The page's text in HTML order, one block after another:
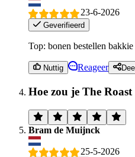
23-6-2026
Geverifieerd
Top: bonen bestellen
Nuttig Reageer Deel
Hoe zou je The
Bram de Muijnck
25-5-2026